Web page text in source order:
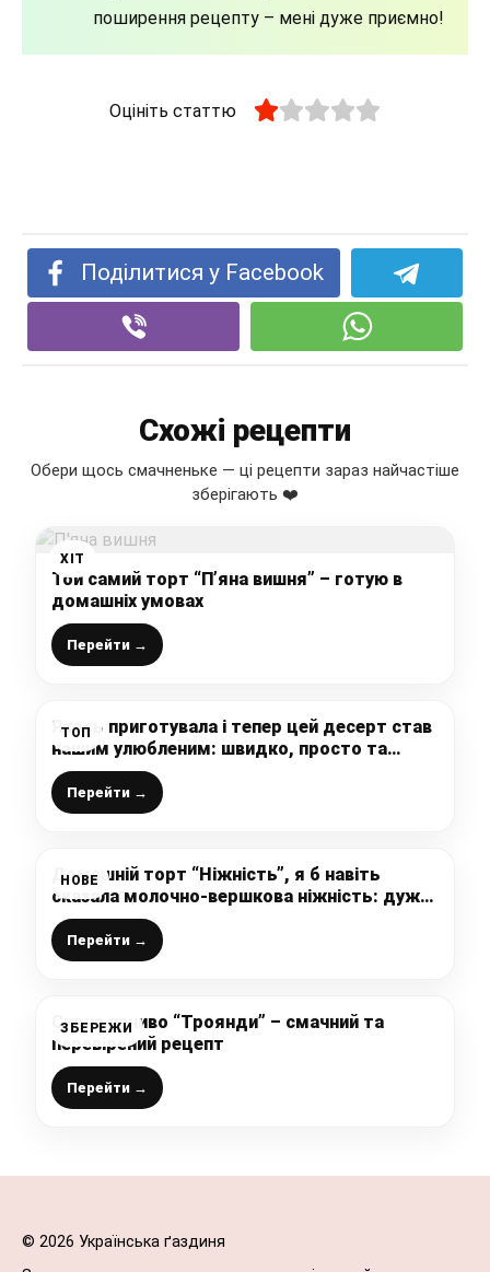
поширення рецепту – мені дуже приємно!
Оцініть статтю
Поділитися у Facebook
Схожі рецепти
Обери щось смачненьке — ці рецепти зараз найчастіше
зберігають ❤️
ХІТ
Той самий торт “П’яна вишня” – готую в
домашніх умовах
Перейти →
ТОП
Якось приготувала і тепер цей десерт став
нашим улюбленим: швидко, просто та
смачно дуже (рецепт без духовки та без
яєць)
Перейти →
НОВЕ
Домашній торт “Ніжність”, я б навіть
сказала молочно-вершкова ніжність: дуже
смачно, ніхто не відмовиться від такого
тортика
Перейти →
ЗБЕРЕЖИ
Сирне печиво “Троянди” – смачний та
перевірений рецепт
Перейти →
© 2026 Українська ґаздиня